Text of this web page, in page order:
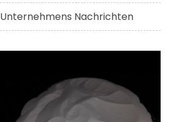
Unternehmens Nachrichten